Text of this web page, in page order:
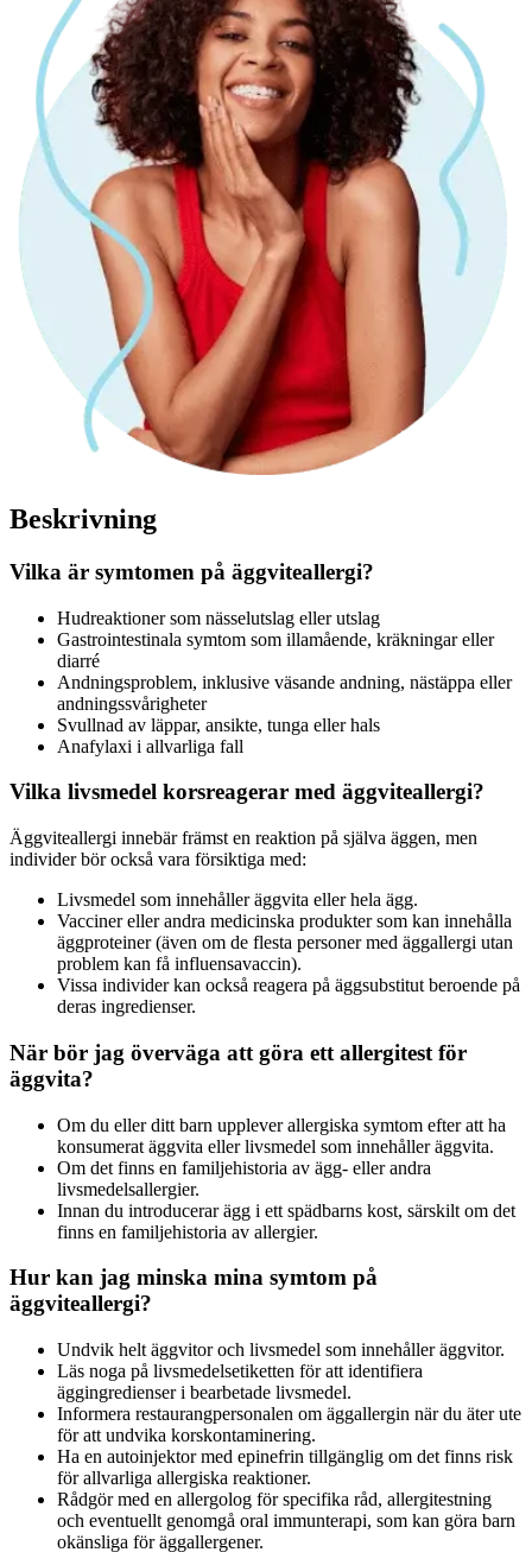
Beskrivning
Vilka är symtomen på äggviteallergi?
Hudreaktioner som nässelutslag eller utslag
Gastrointestinala symtom som illamående, kräkningar eller
diarré
Andningsproblem, inklusive väsande andning, nästäppa eller
andningssvårigheter
Svullnad av läppar, ansikte, tunga eller hals
Anafylaxi i allvarliga fall
Vilka livsmedel korsreagerar med äggviteallergi?
Äggviteallergi innebär främst en reaktion på själva äggen, men
individer bör också vara försiktiga med:
Livsmedel som innehåller äggvita eller hela ägg.
Vacciner eller andra medicinska produkter som kan innehålla
äggproteiner (även om de flesta personer med äggallergi utan
problem kan få influensavaccin).
Vissa individer kan också reagera på äggsubstitut beroende på
deras ingredienser.
När bör jag överväga att göra ett allergitest för
äggvita?
Om du eller ditt barn upplever allergiska symtom efter att ha
konsumerat äggvita eller livsmedel som innehåller äggvita.
Om det finns en familjehistoria av ägg- eller andra
livsmedelsallergier.
Innan du introducerar ägg i ett spädbarns kost, särskilt om det
finns en familjehistoria av allergier.
Hur kan jag minska mina symtom på
äggviteallergi?
Undvik helt äggvitor och livsmedel som innehåller äggvitor.
Läs noga på livsmedelsetiketten för att identifiera
äggingredienser i bearbetade livsmedel.
Informera restaurangpersonalen om äggallergin när du äter ute
för att undvika korskontaminering.
Ha en autoinjektor med epinefrin tillgänglig om det finns risk
för allvarliga allergiska reaktioner.
Rådgör med en allergolog för specifika råd, allergitestning
och eventuellt genomgå oral immunterapi, som kan göra barn
okänsliga för äggallergener.